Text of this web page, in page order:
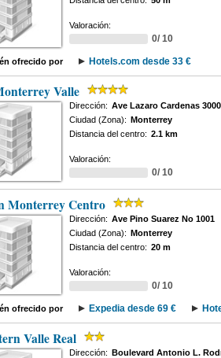
Valoración:
0/ 10
ofrecido por Hotels.com desde 33 €
Valle
Dirección: Ave Lazaro Cardenas 3000
Ciudad (Zona): Monterrey
Distancia del centro: 2.1 km
Valoración:
0/ 10
Monterrey Centro
Dirección: Ave Pino Suarez No 1001
Ciudad (Zona): Monterrey
Distancia del centro: 20 m
Valoración:
0/ 10
ofrecido por Expedia desde 69 €
Valle Real
Dirección: Boulevard Antonio L.